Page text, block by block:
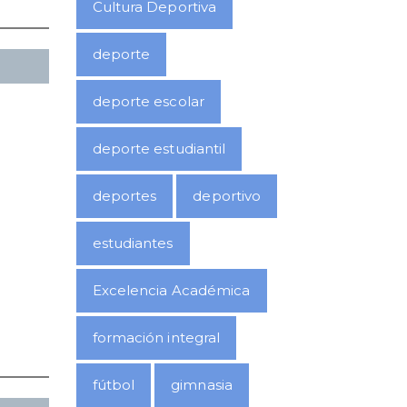
Cultura Deportiva
deporte
deporte escolar
deporte estudiantil
deportes deportivo
estudiantes
Excelencia Académica
formación integral
fútbol gimnasia